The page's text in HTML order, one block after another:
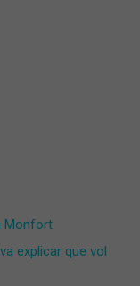
Monfort
explicar que vol